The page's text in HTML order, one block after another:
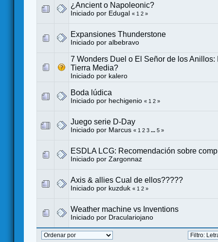
¿Ancient o Napoleonic?
Iniciado por Edugal « 1 2 »
Expansiones Thunderstone
Iniciado por albebravo
7 Wonders Duel o El Señor de los Anillos:
Tierra Media?
Iniciado por kalero
Boda lúdica
Iniciado por hechigenio « 1 2 »
Juego serie D-Day
Iniciado por Marcus « 1 2 3 ... 5 »
ESDLA LCG: Recomendación sobre
Iniciado por Zargonnaz
Axis & allies Cual de ellos?????
Iniciado por kuzduk « 1 2 »
Weather machine vs Inventions
Iniciado por Draculariojano